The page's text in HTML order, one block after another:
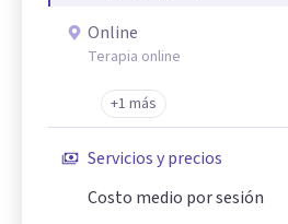
Online
Terapia online
+1 más
Servicios y precios
Costo medio por sesión